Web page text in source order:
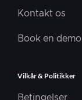
Kontakt os
Book en demo
Vilkår & Politikker
Betingelser